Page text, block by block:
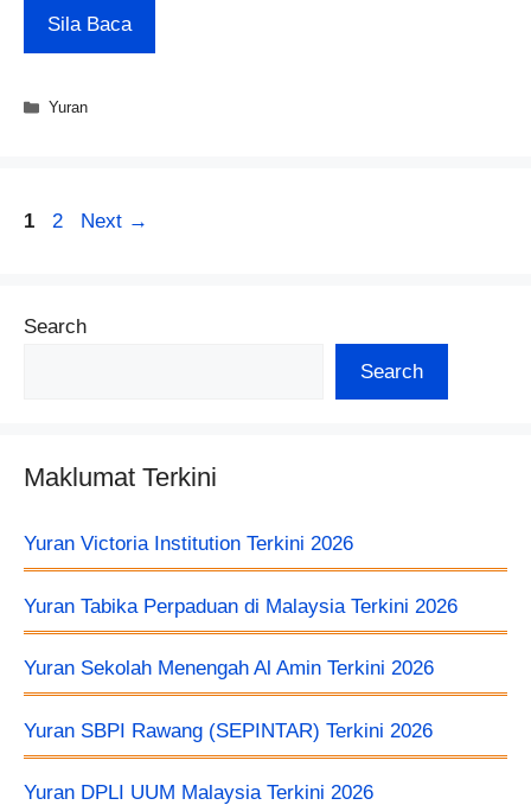
Sila Baca
Categories
Yuran
Page
1 Page
2 Next →
Search
Search
Maklumat Terkini
Yuran Victoria Institution Terkini 2026
Yuran Tabika Perpaduan di Malaysia Terkini 2026
Yuran Sekolah Menengah Al Amin Terkini 2026
Yuran SBPI Rawang (SEPINTAR) Terkini 2026
Yuran DPLI UUM Malaysia Terkini 2026